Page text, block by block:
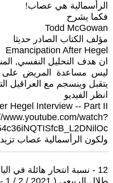
الرأسمالية هي عصاب!
فكما يشرح
Todd McGowan
مؤلف الكتاب الصادر حديثا
Emancipation After Hegel
ان هدف التحليل النفسي,
ليس مساعدة المريض
يتقبل وينسجم مع العراقيل
انظر الفيديو
Hegel Interview -- Part II
www.youtube.com/watch?
ولكون الرأسمالية عصاب
12 - نسبة انتحار هائلة في اليابان